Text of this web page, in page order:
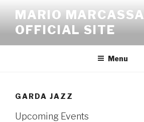
contenuto
MARIO MARCASSA
OFFICIAL SITE
Menu
GARDA JAZZ
Upcoming Events